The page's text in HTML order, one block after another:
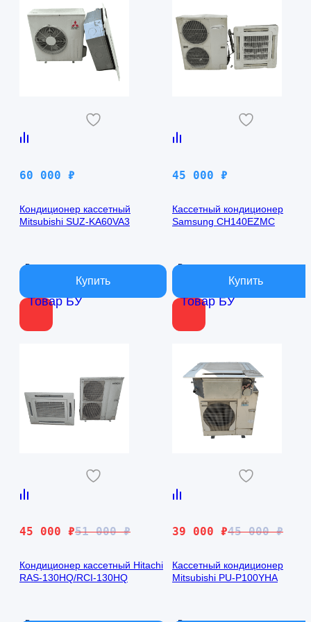
Товар БУ
60 000 ₽
Кондиционер кассетный
Mitsubishi SUZ-KA60VA3
В наличии
Товар БУ
45 000 ₽
Кассетный кондиционер
Samsung CH140EZMC
В наличии
51 000₽
Первоначальная
составляла
51
45 000 ₽
Текущая
45
000 ₽.
Кондиционер кассетный Hitachi
RAS-130HQ/RCI-130HQ
45 000₽
Первоначальная
составляла
45
39 000 ₽
Текущая
39
000 ₽.
Кассетный кондиционер
Mitsubishi PU-P100YHA